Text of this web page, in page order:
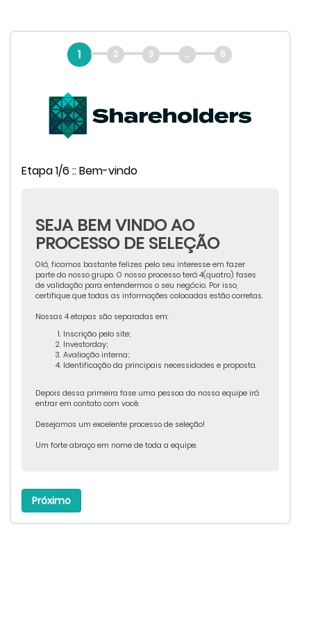
1 2 3 ... 6
Etapa 1/6 :: Bem-vindo
SEJA BEM VINDO AO
PROCESSO DE SELEÇÃO
Olá, ficamos bastante felizes pelo seu interesse em fazer
parte do nosso grupo. O nosso processo terá 4(quatro) fases
de validação para entendermos o seu negócio. Por isso,
certifique que todas as informações colocadas estão corretas.
Nossas 4 etapas são separadas em:
Inscrição pelo site;
Investorday;
Avaliação interna;
Identificação da principais necessidades e proposta.
Depois dessa primeira fase uma pessoa da nossa equipe irá
entrar em contato com você.
Desejamos um excelente processo de seleção!
Um forte abraço em nome de toda a equipe.